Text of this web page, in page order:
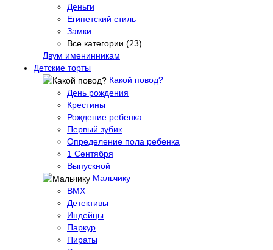
Деньги
Египетский стиль
Замки
Все категории (23)
Двум именинникам
Детские торты
Какой повод?
День рождения
Крестины
Рождение ребенка
Первый зубик
Определение пола ребенка
1 Сентября
Выпускной
Мальчику
BMX
Детективы
Индейцы
Паркур
Пираты